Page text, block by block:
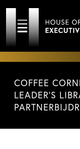
COFFEE
LEADER'S